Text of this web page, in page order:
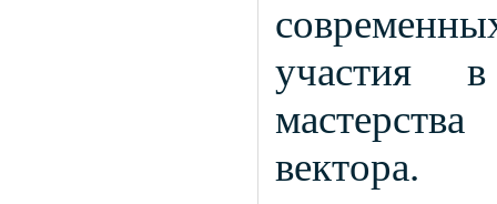
участия в
вектора.